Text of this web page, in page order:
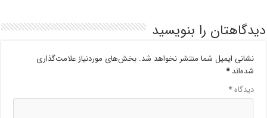
دیدگاهتان را بنویسید
نشانی ایمیل شما منتشر نخواهد شد. بخش‌های موردنیاز علامت‌گذاری
شده‌اند*
دیدگاه*